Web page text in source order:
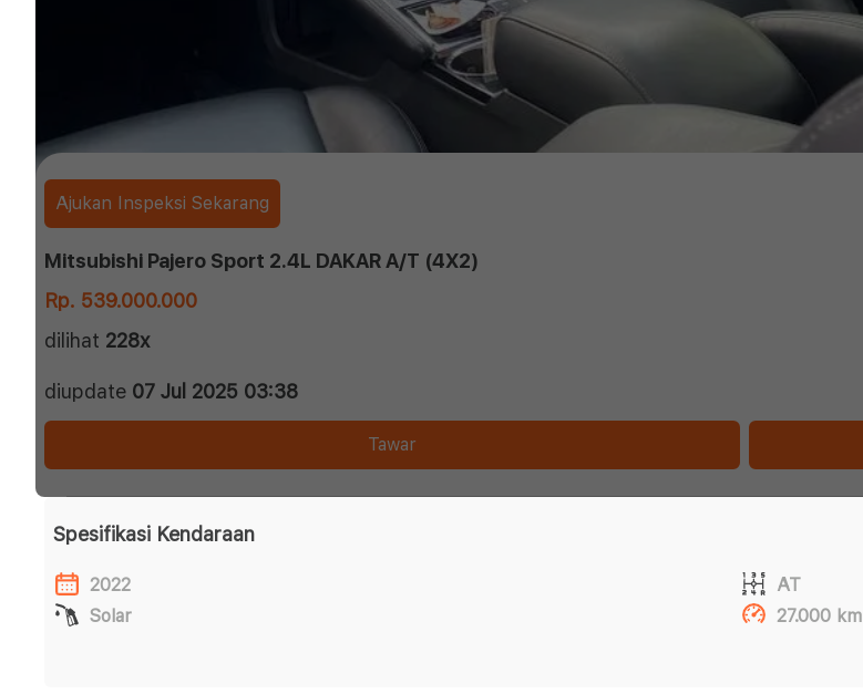
Ajukan Inspeksi Sekarang
Mitsubishi Pajero Sport 2.4L DAKAR A/T (4X2)
Rp. 539.000.000
dilihat 228x
diupdate 07 Jul 2025 03:38
Tawar
Spesifikasi Kendaraan
2022
AT
Solar
27.000 km